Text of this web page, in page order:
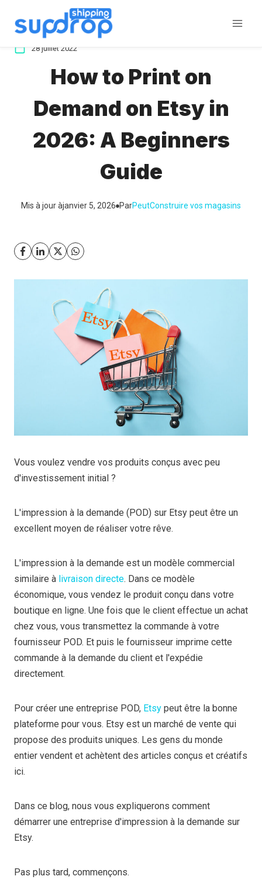
28 juillet 2022
How to Print on
Demand on Etsy in
2026: A Beginners
Guide
Mis à jour àjanvier 5, 2026 ParPeutConstruire vos magasins
Vous voulez vendre vos produits conçus avec peu
d'investissement initial ?
L'impression à la demande (POD) sur Etsy peut être un
excellent moyen de réaliser votre rêve.
L'impression à la demande est un modèle commercial
similaire à livraison directe. Dans ce modèle
économique, vous vendez le produit conçu dans votre
boutique en ligne. Une fois que le client effectue un achat
chez vous, vous transmettez la commande à votre
fournisseur POD. Et puis le fournisseur imprime cette
commande à la demande du client et l'expédie
directement.
Pour créer une entreprise POD, Etsy peut être la bonne
plateforme pour vous. Etsy est un marché de vente qui
propose des produits uniques. Les gens du monde
entier vendent et achètent des articles conçus et créatifs
ici.
Dans ce blog, nous vous expliquerons comment
démarrer une entreprise d'impression à la demande sur
Etsy.
Pas plus tard, commençons.